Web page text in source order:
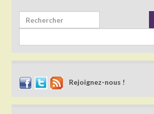
Search for:
Rejoignez-nous !